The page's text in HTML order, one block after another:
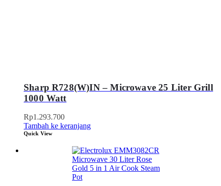
Sharp R728(W)IN – Microwave 25 Liter Grill
1000 Watt
Rp1.293.700
Tambah ke keranjang
Quick View